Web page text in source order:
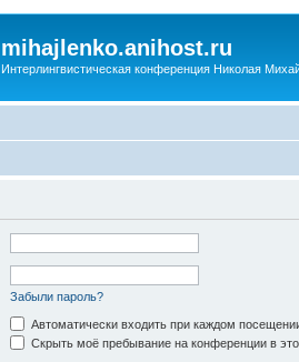
mihajlenko.anihost.ru
Интерлингвистическая конференция Николая
Забыли пароль?
Автоматически входить при каждом
Скрыть моё пребывание на конференции в